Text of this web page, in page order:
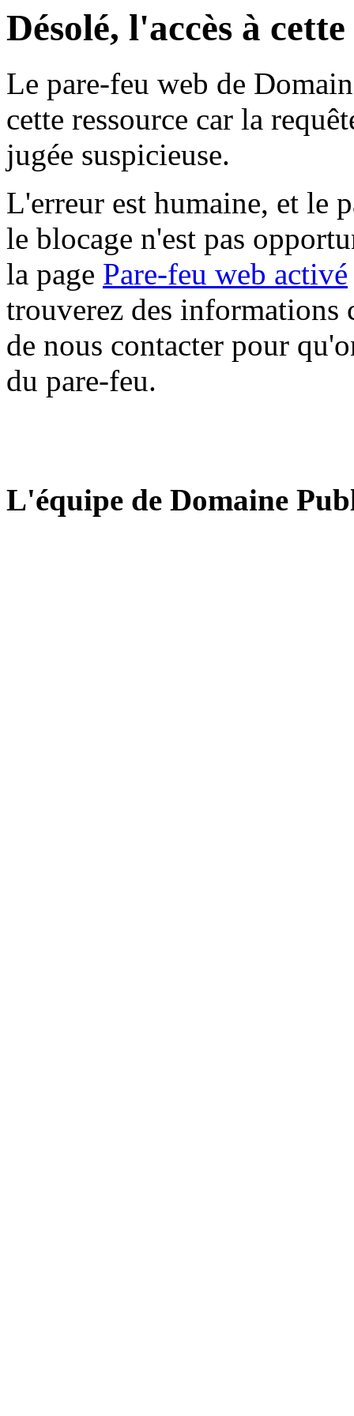
Désolé, l'accès à
Le pare-feu web de
cette ressource car la
jugée suspicieuse.
L'erreur est humaine, et le
le blocage n'est pas
la page Pare-feu web activé
trouverez des informations
de nous contacter pour
du pare-feu.
L'équipe de Domaine